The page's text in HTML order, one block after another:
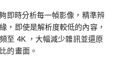
即時分析每一幀影像，精準辨
，即使是解析度較低的內容，
至 4K ，大幅減少雜訊並還原
的畫面。